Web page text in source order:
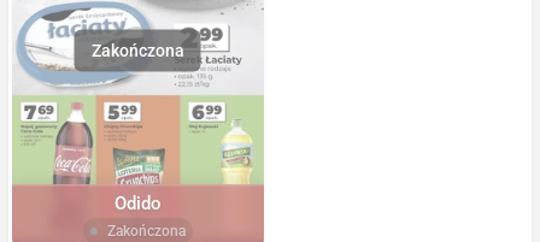
Odido
Zakończona